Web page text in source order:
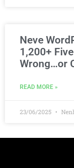
Neve
1,200+
Wrong…or
READ MORE »
23/06/2025